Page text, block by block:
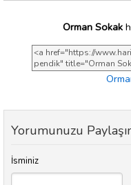
Orman Sokak
Yorumunuzu
İsminiz